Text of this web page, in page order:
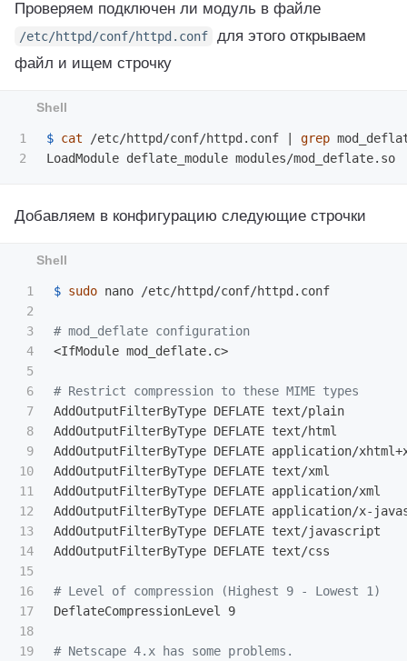
Проверяем подключен ли модуль в файле
/etc/httpd/conf/httpd.conf
для этого открываем
файл и ищем строчку
1
$ cat /etc/httpd/conf/httpd.conf | grep
Добавляем в конфигурацию следующие строчки
1
2
3
4
5
6
7
8
9
10
11
12
13
14
15
16
17
18
19
$ sudo nano /etc/httpd/conf/httpd.conf
# mod_deflate configuration
<IfModule mod_deflate.c>
# Restrict compression to these MIME types
AddOutputFilterByType DEFLATE text/plain
AddOutputFilterByType DEFLATE text/html
AddOutputFilterByType DEFLATE application/
AddOutputFilterByType DEFLATE text/xml
AddOutputFilterByType DEFLATE application/xml
AddOutputFilterByType DEFLATE application/x-
AddOutputFilterByType DEFLATE text/javascript
AddOutputFilterByType DEFLATE text/css
# Level of compression (Highest 9 - Lowest 1)
DeflateCompressionLevel 9
# Netscape 4.x has some problems.